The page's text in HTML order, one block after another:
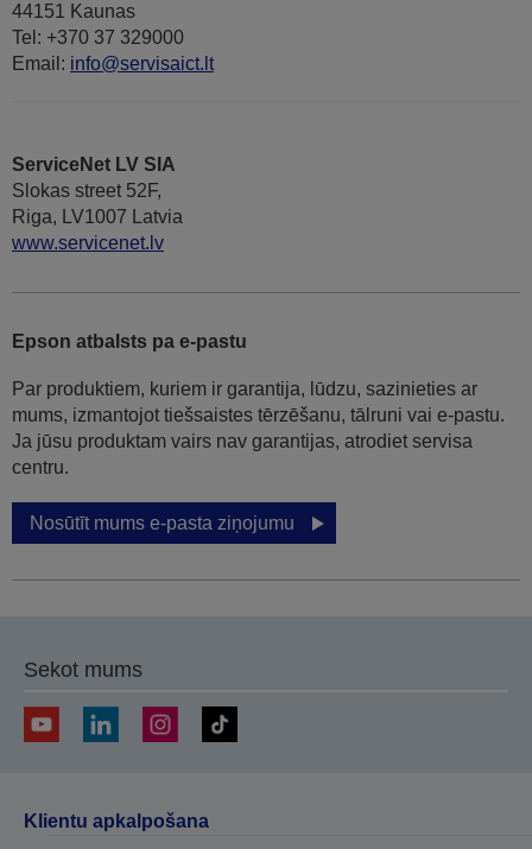
44151 Kaunas
Tel: +370 37 329000
Email: info@servisaict.lt
ServiceNet LV SIA
Slokas street 52F,
Riga, LV1007 Latvia
www.servicenet.lv
Epson atbalsts pa e-pastu
Par produktiem, kuriem ir garantija, lūdzu, sazinieties ar
mums, izmantojot tiešsaistes tērzēšanu, tālruni vai e-pastu.
Ja jūsu produktam vairs nav garantijas, atrodiet servisa
centru.
Nosūtīt mums e-pasta ziņojumu
Sekot mums
Klientu apkalpošana